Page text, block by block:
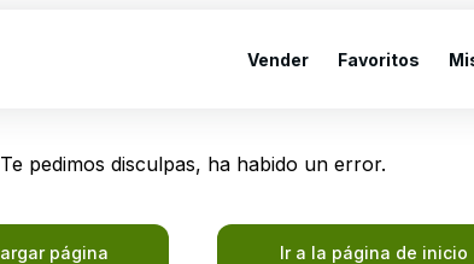
Vender Favoritos
Te pedimos disculpas, ha habido un error.
página Ir a la página de inicio